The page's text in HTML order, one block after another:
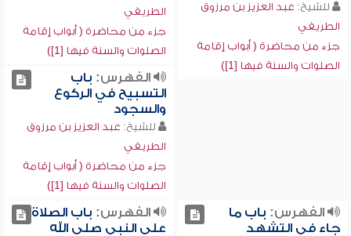
للشيخ: عبد العزيز بن مرزوق
الطريفي
جزء من محاضرة ( أبواب إقامة
الصلوات والسنة فيها [1])
الطريفي
جزء من محاضرة ( أبواب إقامة
الصلوات والسنة فيها [1])
الفهرس: باب
التسبيح في الركوع
والسجود
للشيخ: عبد العزيز بن مرزوق
الطريفي
جزء من محاضرة ( أبواب إقامة
الصلوات والسنة فيها [1])
الفهرس: باب ما
جاء في التشهد
الفهرس: باب الصلاة
على النبي صلى الله